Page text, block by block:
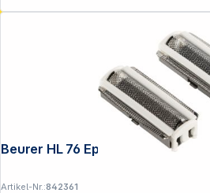
Beurer HL 76 Epilierer
Artikel-Nr.:842361